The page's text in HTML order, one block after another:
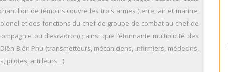
de témoins couvre les trois armes (terre, air et marine,
et des fonctions du chef de groupe de combat au chef de
ou d’escadron) ; ainsi que l’étonnante multiplicité des
Biên Phu (transmetteurs, mécaniciens, infirmiers, médecins,
pilotes, artilleurs…).